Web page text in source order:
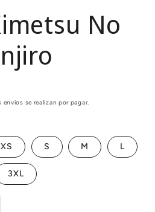
No
se realizan por pagar.
XS S M L
3XL